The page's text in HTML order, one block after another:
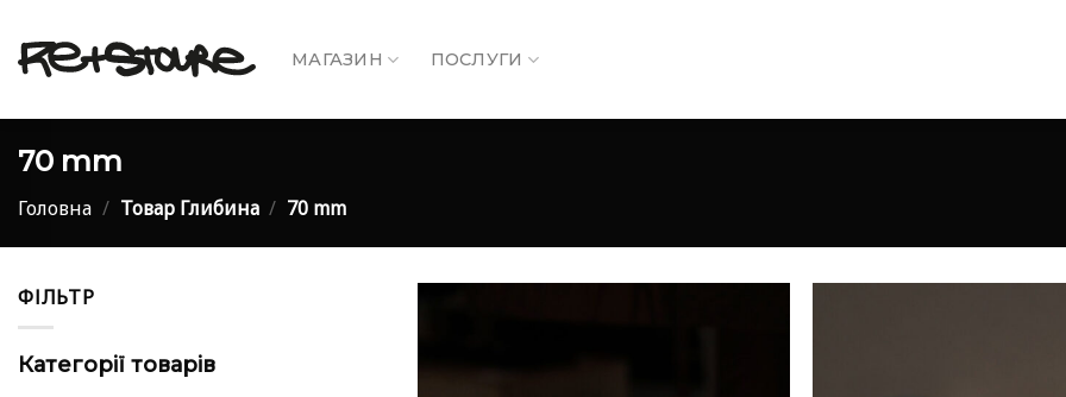
content
МАГАЗИН ПОСЛУГИ
70 mm
Головна / Товар Глибина / 70 mm
ФІЛЬТР
Категорії товарів